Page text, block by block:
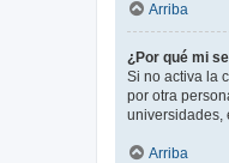
Arriba
¿Por qué mi
Si no activa la
por otra
universidades,
Arriba